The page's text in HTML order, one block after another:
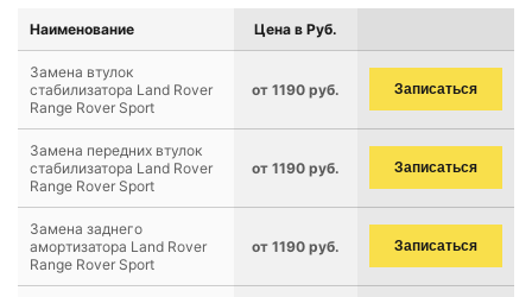
Наименование Цена в Руб.
Замена втулок
стабилизатора Land Rover
Range Rover Sport
от 1190 руб. Записаться
Замена передних втулок
стабилизатора Land Rover
Range Rover Sport
от 1190 руб. Записаться
Замена заднего
амортизатора Land Rover
Range Rover Sport
от 1190 руб. Записаться